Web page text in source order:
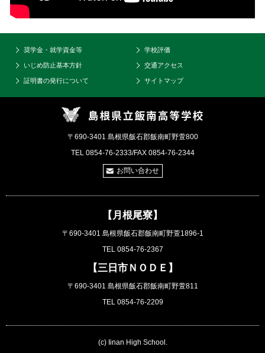
奨学金・就学資金等 学校評価
いじめ防止基本方針 交通アクセス
証明書の発行について サイトマップ
〒690-3401 島根県飯石郡飯南町野萱800
TEL 0854-76-2333/FAX 0854-76-2344
お問い合わせ
【月根尾寮】
〒690-3401 島根県飯石郡飯南町野萱1896-1
TEL 0854-76-2367
【三日市ＮＯＤＥ】
〒690-3401 島根県飯石郡飯南町野萱811
TEL 0854-76-2209
(c) Iinan High School.